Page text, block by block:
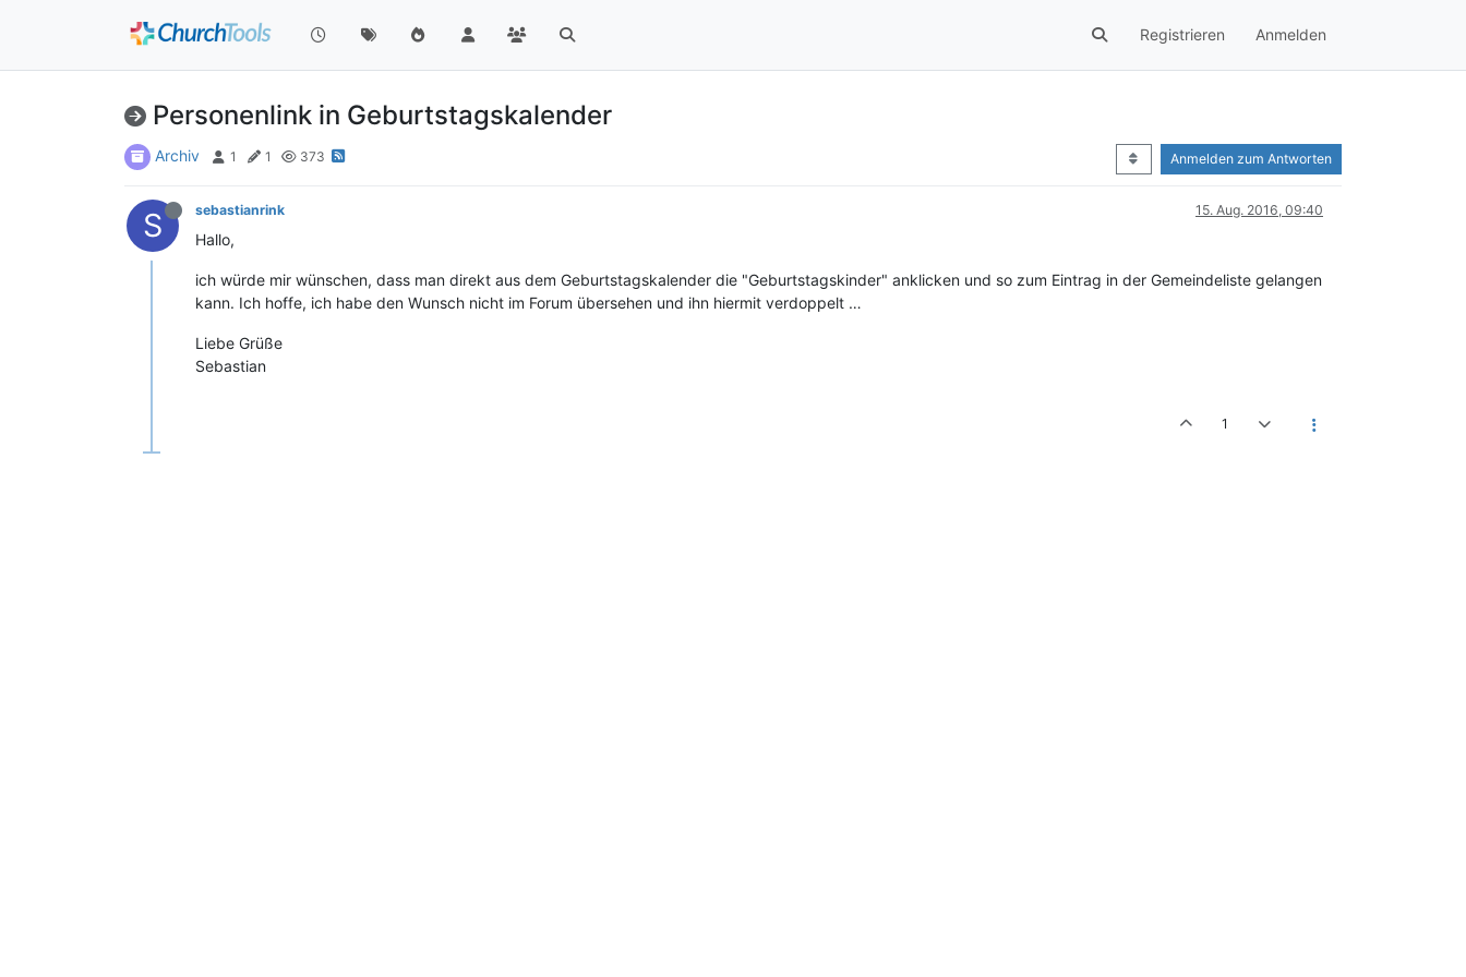
Registrieren Anmelden
Personenlink in Geburtstagskalender
Archiv 1 1 373 Anmelden zum Antworten
S sebastianrink 15. Aug. 2016, 09:40
Hallo,
ich würde mir wünschen, dass man direkt aus dem Geburtstagskalender die "Geburtstagskinder" anklicken und so zum Eintrag in der Gemeindeliste gelangen
kann. Ich hoffe, ich habe den Wunsch nicht im Forum übersehen und ihn hiermit verdoppelt …
Liebe Grüße
Sebastian
1